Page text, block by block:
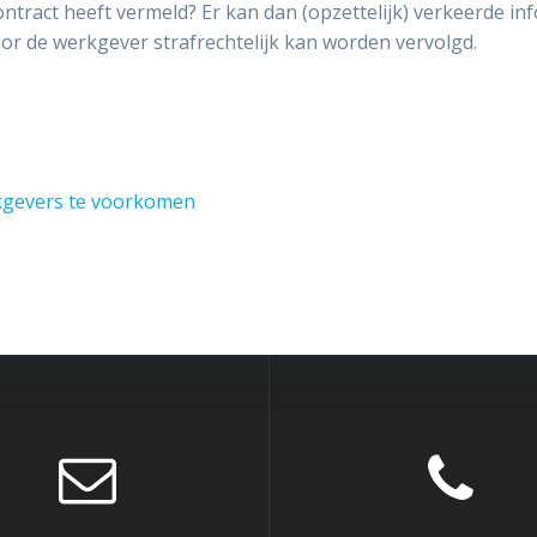
heeft vermeld? Er kan dan (opzettelijk) verkeerde
de werkgever strafrechtelijk kan worden vervolgd.
te voorkomen